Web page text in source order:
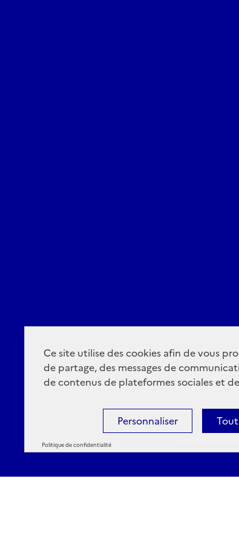
Ce site utilise des cookies afin de vous
de partage, des messages de
de contenus de plateformes sociales et
Personnaliser
Politique de confidentialité